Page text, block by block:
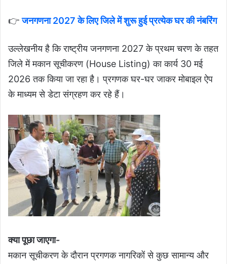
👉जनगणना 2027 के लिए जिले में शुरू हुई प्रत्येक घर की नंबरिंग
उल्‍लेखनीय है कि राष्ट्रीय जनगणना 2027 के प्रथम चरण के तहत
जिले में मकान सूचीकरण (House Listing) का कार्य 30 मई
2026 तक किया जा रहा है। प्रगणक घर-घर जाकर मोबाइल ऐप
के माध्यम से डेटा संग्रहण कर रहे हैं।
क्‍या पूछा जाएगा-
मकान सूचीकरण के दौरान प्रगणक नागरिकों से कुछ सामान्य और